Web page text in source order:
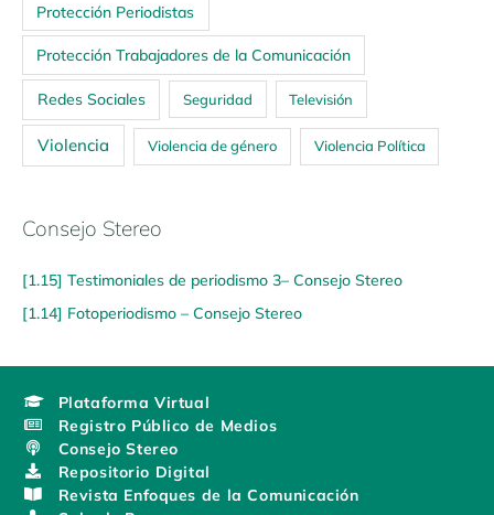
Protección Periodistas
Protección Trabajadores de la Comunicación
Redes Sociales Seguridad Televisión
Violencia Violencia de género Violencia Política
Consejo Stereo
[1.15] Testimoniales de periodismo 3– Consejo Stereo
[1.14] Fotoperiodismo – Consejo Stereo
Plataforma Virtual
Registro Público de Medios
Consejo Stereo
Repositorio Digital
Revista Enfoques de la Comunicación